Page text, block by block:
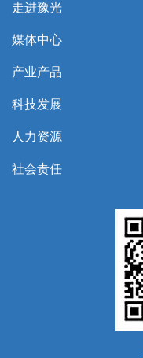
走进豫光
媒体中心
产业产品
科技发展
人力资源
社会责任